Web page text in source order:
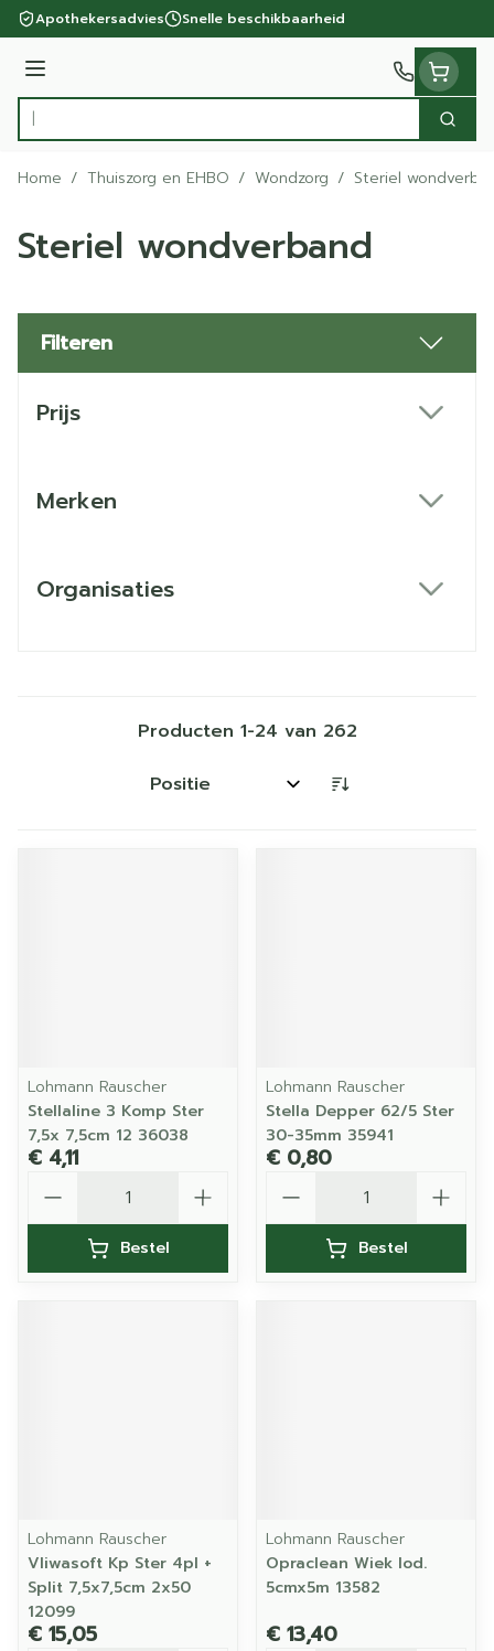
Ga naar de inhoud
Apothekersadvies Snelle beschikbaarheid
Menu
Product, merk, categorie...
Zoek
Home / Thuiszorg en EHBO / Wondzorg / Steriel
Steriel wondverband
Filteren
Prijs
Merken
Organisaties
Producten 1-24 van 262
Sorteer op:
Lohmann Rauscher
Stellaline 3 Komp Ster
7,5x 7,5cm 12 36038
€ 4,11
Bestel
Lohmann Rauscher
Stella Depper 62/5 Ster
30-35mm 35941
€ 0,80
Bestel
Lohmann Rauscher
Vliwasoft Kp Ster 4pl +
Split 7,5x7,5cm 2x50
12099
€ 15,05
Lohmann Rauscher
Opraclean Wiek Iod.
5cmx5m 13582
€ 13,40